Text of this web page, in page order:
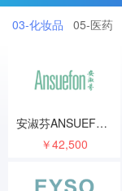
03-化妆品 05-医药
安淑芬ANSUEFON
￥42,500